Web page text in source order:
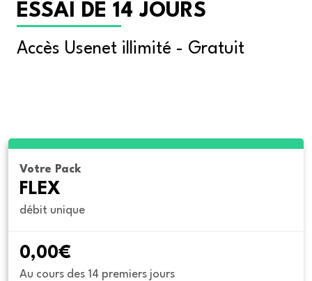
ESSAI DE 14 JOURS
Accès Usenet illimité - Gratuit
Votre Pack
FLEX
débit unique
0,00€
Au cours des 14 premiers jours